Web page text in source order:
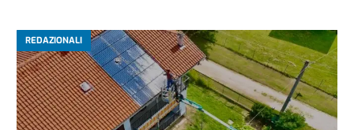
REDAZIONALI